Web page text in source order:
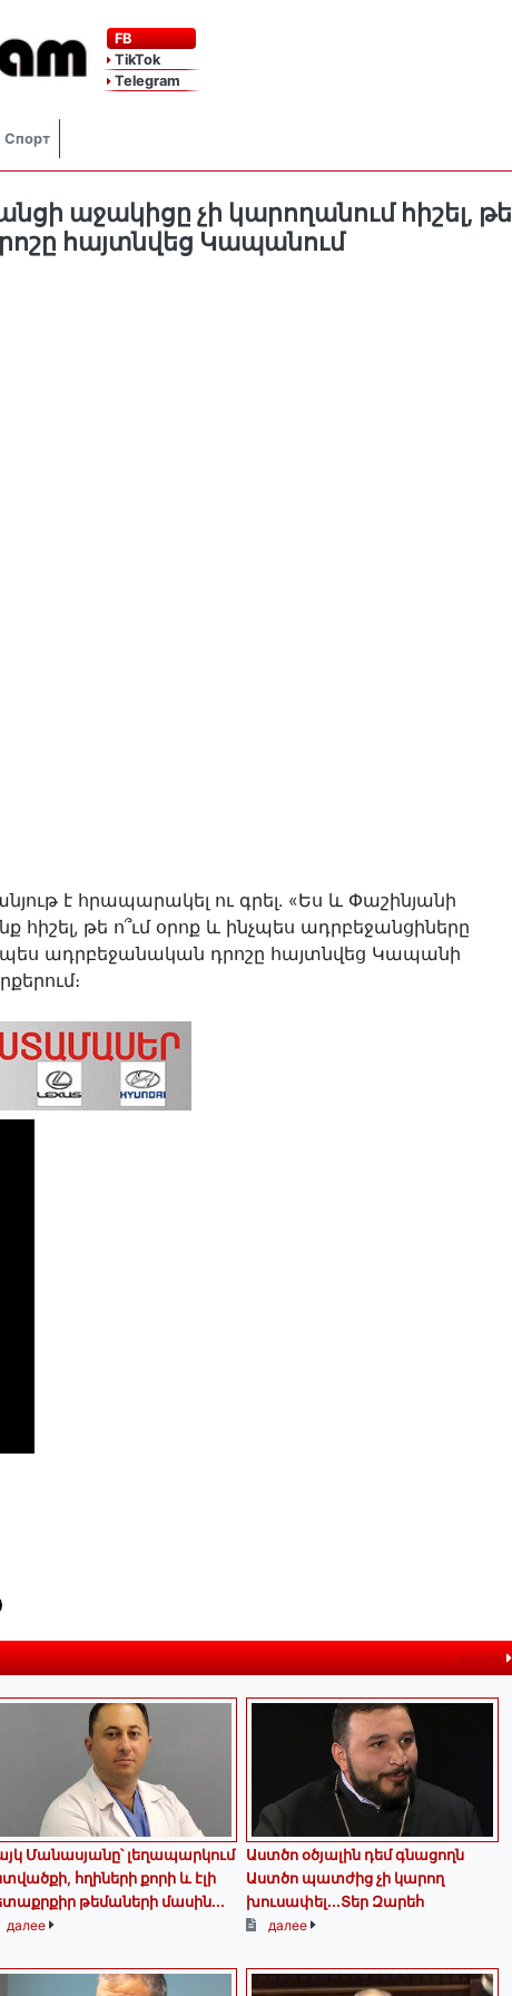
FB
TikTok
Telegram
Спорт
աջակիցը չի կարողանում հիշել, թե
հայտնվեց Կապանում
է հրապարակել ու գրել. «Ես և Փաշինյանի
թե ո՞ւմ օրոք և ինչպես ադրբեջանցիները
ադրբեջանական դրոշը հայտնվեց Կապանի
далее
Մանասյանը՝ լեղապարկում
հղիների քորի և էլի
թեմաների մասին․․․
далее
Աստծո օծյալին դեմ գնացողն
Աստծո պատժից չի կարող
խուսափել․․․Տեր Զարեհ
далее